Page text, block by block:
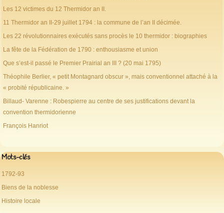
Les 12 victimes du 12 Thermidor an II.
11 Thermidor an II-29 juillet 1794 : la commune de l’an II décimée.
Les 22 révolutionnaires exécutés sans procès le 10 thermidor : biographies
La fête de la Fédération de 1790 : enthousiasme et union
Que s’est-il passé le Premier Prairial an III ? (20 mai 1795)
Théophile Berlier, « petit Montagnard obscur », mais conventionnel attaché à la
« probité républicaine. »
Billaud- Varenne : Robespierre au centre de ses justifications devant la
convention thermidorienne
François Hanriot
Mots-clés
1792-93
Biens de la noblesse
Histoire locale